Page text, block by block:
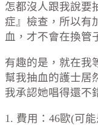
怎都沒人跟我說要
症』檢查，所以有
血，才不會在換管
有趣的是，就在我
幫我抽血的護士居
我承認她唱得還不
1. 費用：46歐(可